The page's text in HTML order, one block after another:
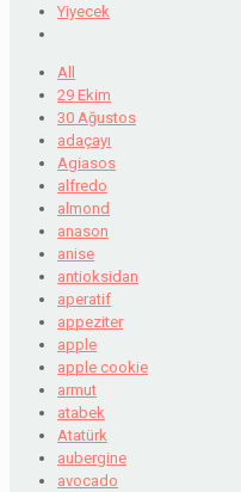
Yiyecek
All
29 Ekim
30 Ağustos
adaçayı
Agiasos
alfredo
almond
anason
anise
antioksidan
aperatif
appeziter
apple
apple cookie
armut
atabek
Atatürk
aubergine
avocado